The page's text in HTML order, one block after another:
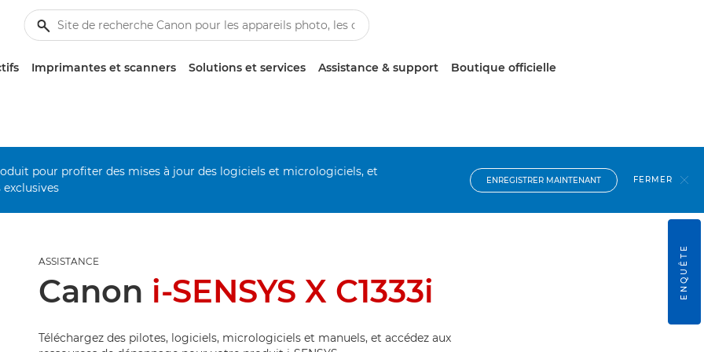
Imprimantes et scanners Solutions et services Assistance & support Boutique officielle
pour profiter des mises à jour des logiciels et micrologiciels, et
ENREGISTRER MAINTENANT FERMER
ASSISTANCE
Canon i-SENSYS X C1333i
Téléchargez des pilotes, logiciels, micrologiciels et manuels, et accédez aux
ENQUÊTE